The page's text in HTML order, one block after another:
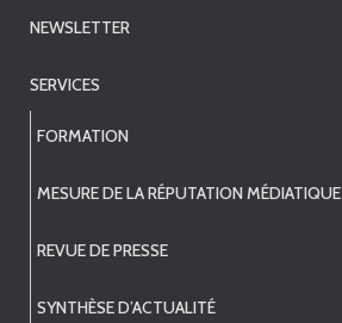
NEWSLETTER
SERVICES
FORMATION
MESURE DE LA RÉPUTATION MÉDIATIQUE
REVUE DE PRESSE
SYNTHÈSE D’ACTUALITÉ